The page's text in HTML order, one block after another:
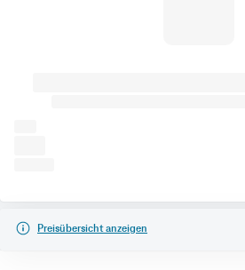
Preisübersicht anzeigen